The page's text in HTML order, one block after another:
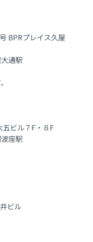
BPRプレイス久屋
通駅
ビル７F・８F
座駅
ビル